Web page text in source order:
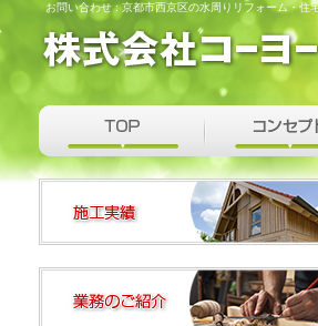
お問い合わせ : 京都市西京区の水周りリフォーム・住